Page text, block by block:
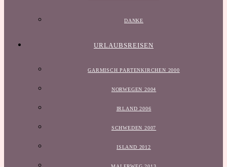
DANKE
URLAUBSREISEN
GARMISCH PARTENKIRCHEN 2000
NORWEGEN 2004
IRLAND 2006
SCHWEDEN 2007
ISLAND 2012